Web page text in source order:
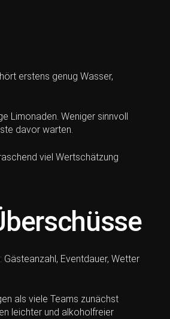
erstens genug Wasser,
Limonaden. Weniger sinnvoll
davor warten.
viel Wertschätzung
Eventdauer, Wetter
als viele Teams zunächst
leichter und alkoholfreier